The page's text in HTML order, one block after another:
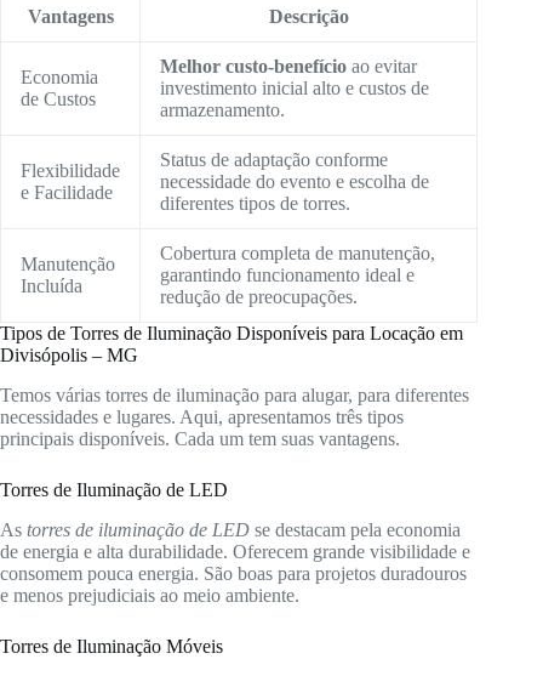
Vantagens Descrição
Economia
de Custos
Melhor custo-benefício ao evitar
investimento inicial alto e custos de
armazenamento.
Flexibilidade
e Facilidade
Status de adaptação conforme
necessidade do evento e escolha de
diferentes tipos de torres.
Manutenção
Incluída
Cobertura completa de manutenção,
garantindo funcionamento ideal e
redução de preocupações.
Tipos de Torres de Iluminação Disponíveis para Locação em
Divisópolis – MG
Temos várias torres de iluminação para alugar, para diferentes
necessidades e lugares. Aqui, apresentamos três tipos
principais disponíveis. Cada um tem suas vantagens.
Torres de Iluminação de LED
As torres de iluminação de LED se destacam pela economia
de energia e alta durabilidade. Oferecem grande visibilidade e
consomem pouca energia. São boas para projetos duradouros
e menos prejudiciais ao meio ambiente.
Torres de Iluminação Móveis